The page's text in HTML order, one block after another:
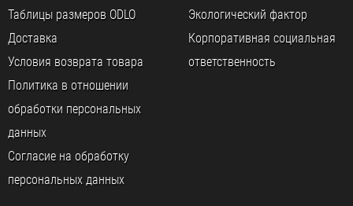
Таблицы размеров ODLO
Доставка
Условия возврата товара
Политика в отношении
обработки персональных
данных
Согласие на обработку
персональных данных
Экологический фактор
Корпоративная социальная
ответственность